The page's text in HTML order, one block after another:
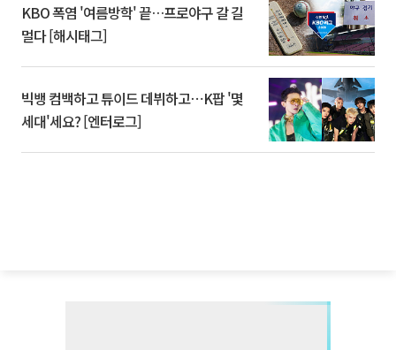
KBO 폭염 '여름방학' 끝…프로야구 갈 길
멀다 [해시태그]
빅뱅 컴백하고 튜이드 데뷔하고⋯K팝 '몇
세대'세요? [엔터로그]